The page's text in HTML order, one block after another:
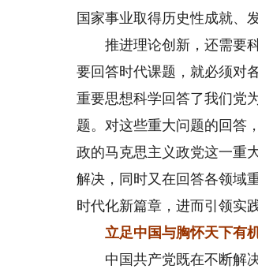
国家事业取得历史性成就、
推进理论创新，还需要科
要回答时代课题，就必须对
重要思想科学回答了我们党
题。对这些重大问题的回答
政的马克思主义政党这一重
解决，同时又在回答各领域
时代化新篇章，进而引领实
立足中国与胸怀天下有
中国共产党既在不断解决